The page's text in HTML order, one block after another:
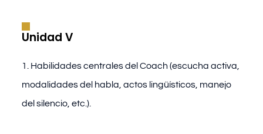
Unidad V
1. Habilidades centrales del Coach (escucha activa,
modalidades del habla, actos lingüísticos, manejo
del silencio, etc.).